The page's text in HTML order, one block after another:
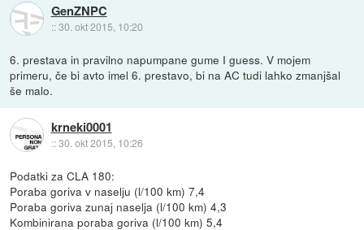
GenZNPC
::30. okt 2015, 10:20
6. prestava in pravilno napumpane gume I guess. V mojem
primeru, če bi avto imel 6. prestavo, bi na AC tudi lahko zmanjšal
še malo.
krneki0001
::30. okt 2015, 10:26
Podatki za CLA 180:
Poraba goriva v naselju (l/100 km) 7,4
Poraba goriva zunaj naselja (l/100 km) 4,3
Kombinirana poraba goriva (l/100 km) 5,4